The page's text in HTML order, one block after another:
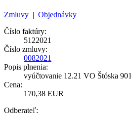
Zmluvy | Objednávky
Číslo faktúry:
5122021
Číslo zmluvy:
0082021
Popis plnenia:
vyúčtovanie 12.21 VO Štóska
Cena:
170,38 EUR
Odberateľ: